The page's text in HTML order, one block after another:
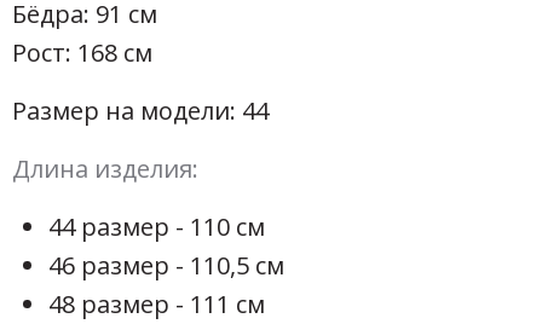
Бёдра: 91 см
Рост: 168 см
Размер на модели: 44
Длина изделия:
44 размер - 110 см
46 размер - 110,5 см
48 размер - 111 см